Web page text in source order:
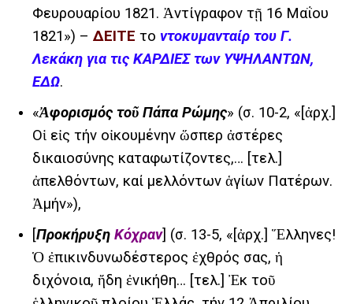
Φευρουαρίου 1821. Ἀντίγραφον τῇ 16 Μαΐου
1821») – ΔΕΙΤΕ το ντοκυμανταίρ του Γ.
Λεκάκη για τις ΚΑΡΔΙΕΣ των ΥΨΗΛΑΝΤΩΝ,
ΕΔΩ.
«Ἀφορισμός τοῦ Πάπα Ρώμης» (σ. 10-2, «[ἀρχ.]
Οἱ εἰς τήν οἰκουμένην ὥσπερ ἀστέρες
δικαιοσύνης καταφωτίζοντες,… [τελ.]
ἀπελθόντων, καί μελλόντων ἁγίων Πατέρων.
Ἀμήν»),
[Προκήρυξη Κόχραν] (σ. 13-5, «[ἀρχ.] Ἕλληνες!
Ὁ ἐπικινδυνωδέστερος ἐχθρός σας, ἡ
διχόνοια, ἤδη ἐνικήθη… [τελ.] Ἐκ τοῦ